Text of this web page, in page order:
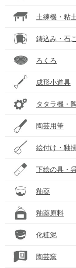
土練機・粘
鋳込み・石
ろくろ
成形小道具
タタラ機・
陶芸用筆
絵付け・釉
下絵の具・
釉薬
釉薬原料
化粧泥
陶芸窯